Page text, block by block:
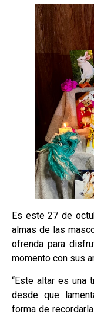
Es este 27 de
almas de las
ofrenda para
momento con sus
“Este altar es una
desde que
forma de